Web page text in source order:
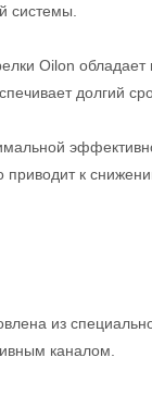
системы.
Oilon
долгий
приводит к
из
каналом.